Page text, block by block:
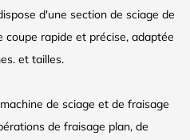
d'une section de sciage de
rapide et précise, adaptée
et tailles.
de sciage et de fraisage
de fraisage plan, de